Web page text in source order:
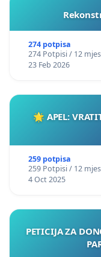
274 potpisa
274 Potpisi / 12
23 Feb 2026
🌟 APEL:
259 potpisa
259 Potpisi / 12
4 Oct 2025
PETICIJA ZA